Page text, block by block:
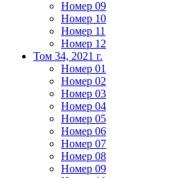
Номер 09
Номер 10
Номер 11
Номер 12
Том 34, 2021 г.
Номер 01
Номер 02
Номер 03
Номер 04
Номер 05
Номер 06
Номер 07
Номер 08
Номер 09